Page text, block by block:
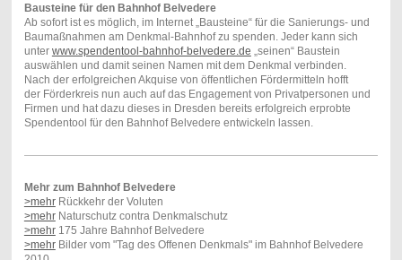
Bausteine für den Bahnhof Belvedere
Ab sofort ist es möglich, im Internet „Bausteine“ für die Sanierungs- und
Baumaßnahmen am Denkmal-Bahnhof zu spenden. Jeder kann sich
unter www.spendentool-bahnhof-belvedere.de „seinen“ Baustein
auswählen und damit seinen Namen mit dem Denkmal verbinden.
Nach der erfolgreichen Akquise von öffentlichen Fördermitteln hofft
der Förderkreis nun auch auf das Engagement von Privatpersonen und
Firmen und hat dazu dieses in Dresden bereits erfolgreich erprobte
Spendentool für den Bahnhof Belvedere entwickeln lassen.
Mehr zum Bahnhof Belvedere
>mehrRückkehr der Voluten
>mehrNaturschutz contra Denkmalschutz
>mehr175 Jahre Bahnhof Belvedere
>mehrBilder vom "Tag des Offenen Denkmals" im Bahnhof Belvedere